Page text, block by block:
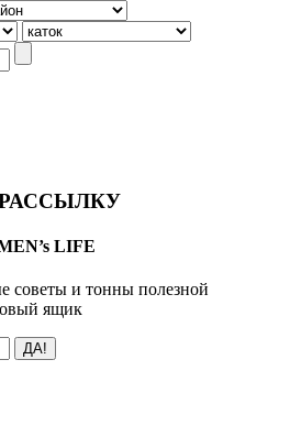
LIFE
советы и тонны полезной
ящик
ДА!